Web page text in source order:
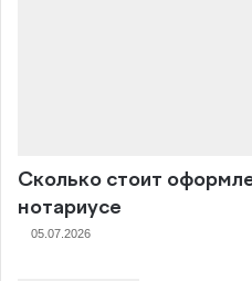
Сколько стоит
нотариусе
05.07.2026